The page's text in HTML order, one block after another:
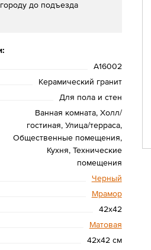
до подъезда
A16002
Керамический гранит
Для пола и стен
Ванная комната, Холл/
гостиная, Улица/терраса,
Общественные помещения,
Кухня, Технические
помещения
Черный
Мрамор
42х42
Матовая
42x42 см